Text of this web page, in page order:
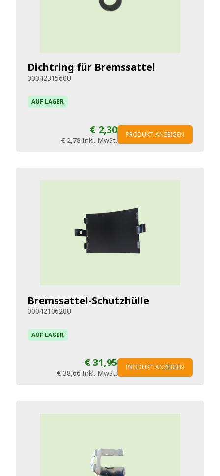
Dichtring für Bremssattel
0004231560U
AUF LAGER
€ 2,30
€ 2,78 Inkl. MwSt.
PRODUKT ANZEIGEN
Bremssattel-Schutzhülle
0004210620U
AUF LAGER
€ 31,95
€ 38,66 Inkl. MwSt.
PRODUKT ANZEIGEN